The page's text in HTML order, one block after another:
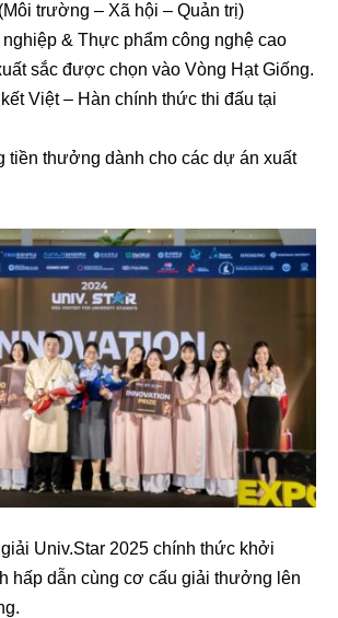
trường – Xã hội – Quản trị)
& Thực phẩm công nghệ cao
sắc được chọn vào Vòng Hạt Giống.
Việt – Hàn chính thức thi đấu tại
tiền thưởng dành cho các dự án xuất
Univ.Star 2025 chính thức khởi
hấp dẫn cùng cơ cấu giải thưởng lên